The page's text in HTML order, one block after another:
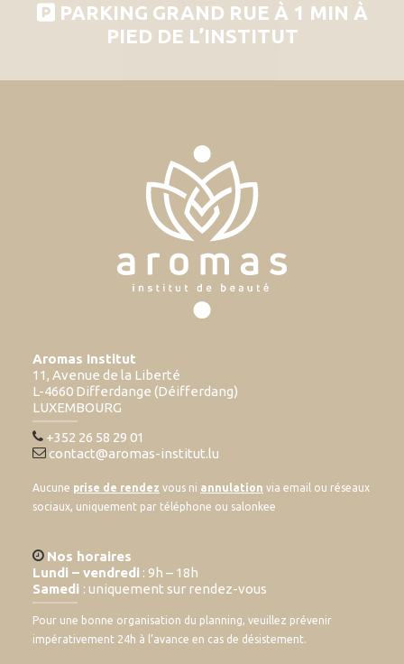
PARKING GRAND RUE À 1 MIN À
PIED DE L’INSTITUT
Aromas Institut
11, Avenue de la Liberté
L-4660 Differdange (Déifferdang)
LUXEMBOURG
+352 26 58 29 01
contact@aromas-institut.lu
Aucune prise de rendez vous ni annulation via email ou réseaux
sociaux, uniquement par téléphone ou salonkee
Nos horaires
Lundi – vendredi : 9h – 18h
Samedi : uniquement sur rendez-vous
Pour une bonne organisation du planning, veuillez prévenir
impérativement 24h à l’avance en cas de désistement.